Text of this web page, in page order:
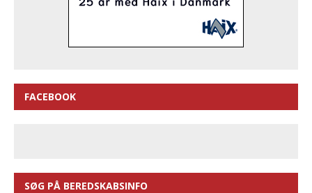
FACEBOOK
SØG PÅ BEREDSKABSINFO